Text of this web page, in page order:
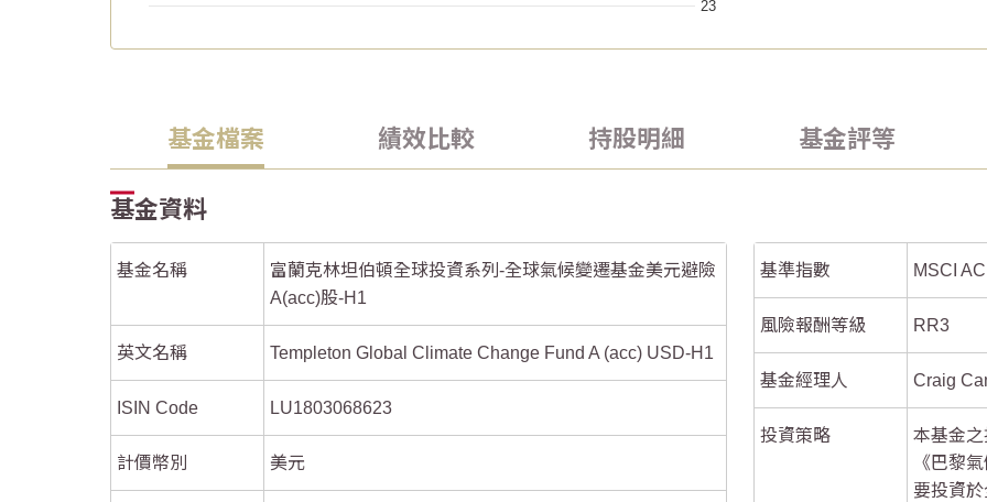
23
The chart has 1 X axis displaying Time. Data ranges from 2026-05-05 00:00:00 to 2026-08-05 00:00:00.
The chart has 1 Y axis displaying values. Data ranges from -2.74747 to 5.33333.
-2
2
2026/05/05 2026/05/20 2026/06/04 2026/06/20 2026/07/05 2026/07/20
End of interactive chart.
The chart has 1 X axis displaying Time. Data ranges from 2026-05-05 00:00:00 to 2026-08-05 00:00:00.
The chart has 1 Y axis displaying values. Data ranges from -2.74747 to 5.33333.
-2
2
2026/05/05 2026/05/20 2026/06/04 2026/06/20 2026/07/05 2026/07/20
End of interactive chart.
基金檔案 績效比較 持股明細 基金評等
基金資料
基金名稱
富蘭克林坦伯頓全球投資系列-全球氣候變遷基金美元避險
A(acc)股-H1
英文名稱 Templeton Global Climate Change Fund A (acc) USD-H1
ISIN Code LU1803068623
計價幣別 美元
基準指數 MSCI
風險報酬等級 RR3
基金經理人 Craig
投資策略
本基金
《巴黎
要投資